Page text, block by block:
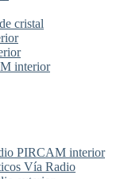
cristal
interior
PIRCAM interior
Vía Radio